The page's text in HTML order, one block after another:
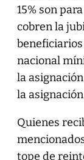
15% son
cobren la
nacional
la
la
Quienes
tope de